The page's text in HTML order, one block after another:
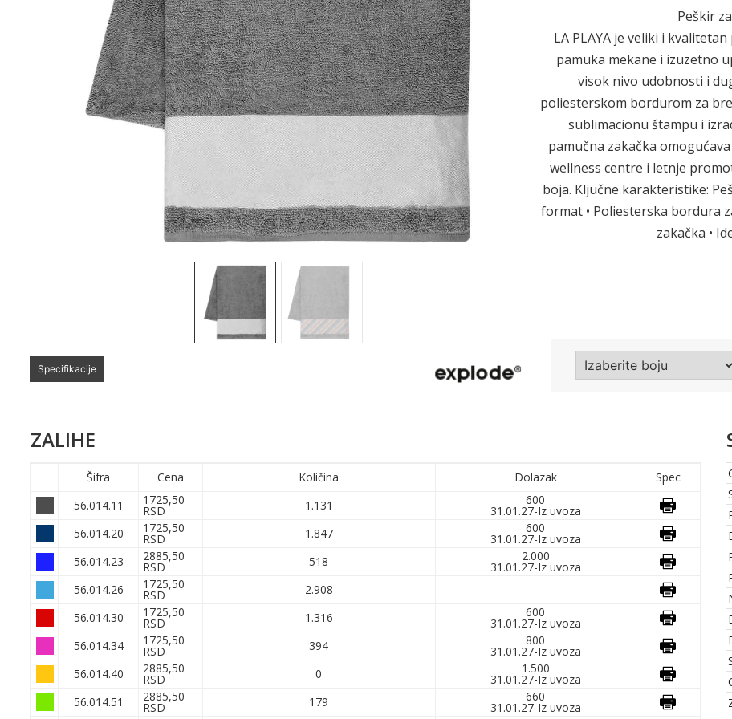
Sledeće
Specifikacije
Peškir
LA PLAYA je veliki i
pamuka mekane i izuzetno
visok nivo udobnosti i
poliesterskom bordurom za
sublimacionu štampu i
pamučna zakačka
wellness centre i letnje
boja. Ključne karakteristike:
format • Poliesterska bordura
zakačka •
ZALIHE
Šifra Cena Količina Dolazak
Spec
56.014.11
1725,50
RSD 1.131 600
31.01.27-Iz uvoza
56.014.20
1725,50
RSD 1.847 600
31.01.27-Iz uvoza
56.014.23
2885,50
RSD 518 2.000
31.01.27-Iz uvoza
56.014.26
1725,50
RSD
2.908
56.014.30
1725,50
RSD 1.316 600
31.01.27-Iz uvoza
56.014.34
1725,50
RSD 394 800
31.01.27-Iz uvoza
56.014.40
2885,50
RSD 0 1.500
31.01.27-Iz uvoza
56.014.51
2885,50
RSD 179 660
31.01.27-Iz uvoza